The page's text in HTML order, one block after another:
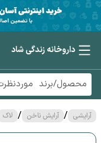
داروخانه زندگی شاد
آرایشی / آرایش ناخن / لاک